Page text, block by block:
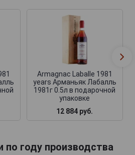
Armagnac Laballe 1981
years Арманьяк Лабалль
1981г 0.5л в подарочной
упаковке
12 884 руб.
по году производства